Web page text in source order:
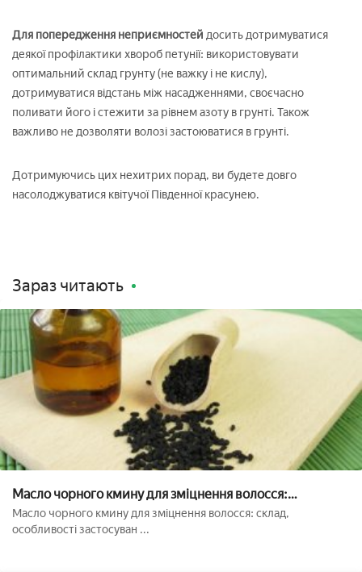
Для попередження неприємностей досить дотримуватися
деякої профілактики хвороб петунії: використовувати
оптимальний склад грунту (не важку і не кислу),
дотримуватися відстань між насадженнями, своєчасно
поливати його і стежити за рівнем азоту в грунті. Також
важливо не дозволяти волозі застоюватися в грунті.
Дотримуючись цих нехитрих порад, ви будете довго
насолоджуватися квітучої Південної красунею.
Зараз читають
Масло чорного кмину для зміцнення волосся:
особливості застосування, корисні властивості, для
зростання бороди, від сивини, фото
Масло чорного кмину для зміцнення волосся: склад,
особливості застосуван ...